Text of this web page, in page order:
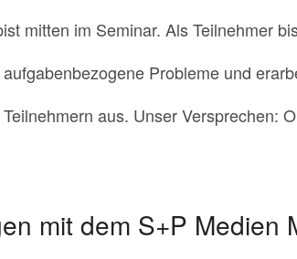
mitten im Seminar. Als Teilnehmer
Probleme und
aus. Unser Versprechen:
mit dem S+P Medien